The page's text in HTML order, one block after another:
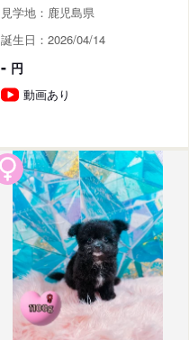
見学地：鹿児島県
誕生日：2026/04/14
- 円
動画あり